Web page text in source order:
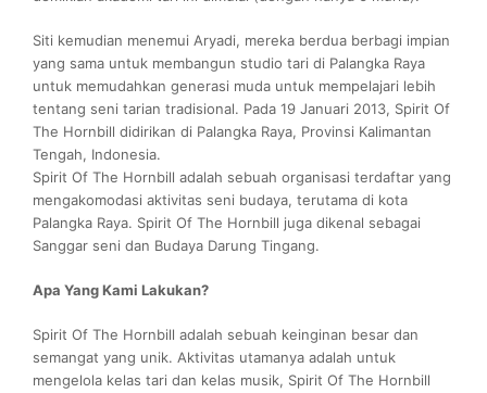
Siti kemudian menemui Aryadi, mereka berdua berbagi impian
yang sama untuk membangun studio tari di Palangka Raya
untuk memudahkan generasi muda untuk mempelajari lebih
tentang seni tarian tradisional. Pada 19 Januari 2013, Spirit Of
The Hornbill didirikan di Palangka Raya, Provinsi Kalimantan
Tengah, Indonesia.
Spirit Of The Hornbill adalah sebuah organisasi terdaftar yang
mengakomodasi aktivitas seni budaya, terutama di kota
Palangka Raya. Spirit Of The Hornbill juga dikenal sebagai
Sanggar seni dan Budaya Darung Tingang.
Apa Yang Kami Lakukan?
Spirit Of The Hornbill adalah sebuah keinginan besar dan
semangat yang unik. Aktivitas utamanya adalah untuk
mengelola kelas tari dan kelas musik, Spirit Of The Hornbill